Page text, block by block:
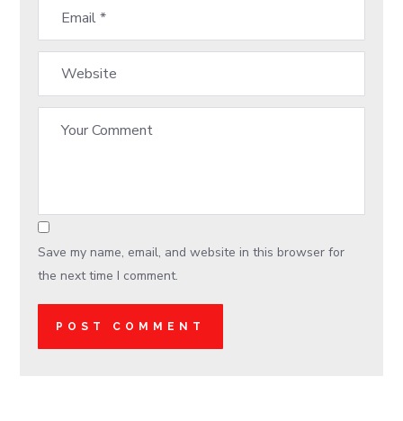
Save my name, email, and website in this browser for
the next time I comment.